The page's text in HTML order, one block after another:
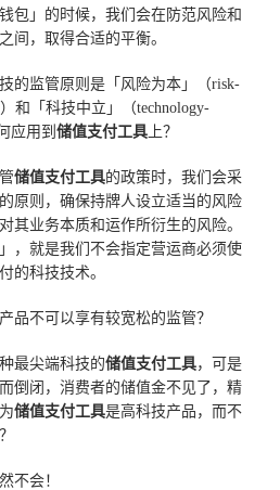
包」的时候，我们会在防范风险和
间，取得合适的平衡。
的监管原则是「风险为本」（risk-
）和「科技中立」（technology-
应用到 储值支付工具 上？
储值支付工具的政策时，我们会采
原则，确保持牌人设立适当的风险
其业务本质和运作所衍生的风险。
，就是我们不会指定营运商必须使
的科技技术。
品不可以享有较宽松的监管？
最尖端科技的储值支付工具，可是
倒闭，消费者的储值金不见了，精
储值支付工具是高科技产品，而不
不会！